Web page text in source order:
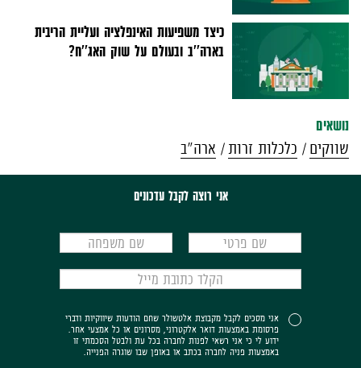
כיצד משפיעות האינפלציה ועליית הריבית
בארה''ב ובעולם על שוק האג''ח?
נושאים
שווקים
כלכלות זרות ארה"ב
אני רוצה לקבל עדכונים
אני מסכים לקבל מקבוצת אלטשולר שחם הודעות שיווקיות ודברי
פרסומת באמצעות דואר אלקטרוני, מסרונים או כל אמצעי אחר.
ידוע לי כי אני רשאי לפנות לחברה בכל עת ולבטל הסכמתי זו
באמצעות פניה לחברה בכתב או באופן שבו שוגרה הפנייה.